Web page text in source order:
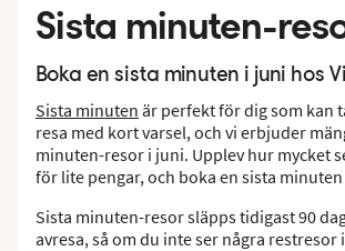
Sista minuten-
Boka en sista minuten i juni hos
Sista minuten är perfekt för dig som kan
resa med kort varsel, och vi erbjuder
minuten-resor i juni. Upplev hur mycket
för lite pengar, och boka en sista
Sista minuten-resor släpps tidigast 90
avresa, så om du inte ser några restresor